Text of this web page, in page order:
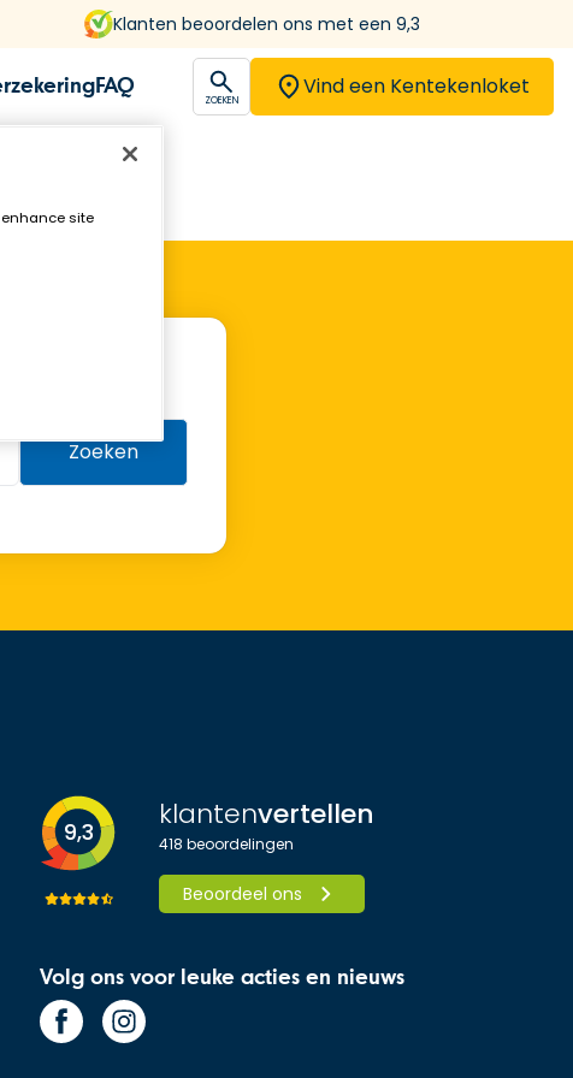
Klanten beoordelen ons met een 9,3
FAQ open
ZOEKEN
Vind een Kentekenloket
Zoeken
9,3 klantenvertellen
418 beoordelingen
Beoordeel ons
Volg ons voor leuke acties en nieuws
enhance site